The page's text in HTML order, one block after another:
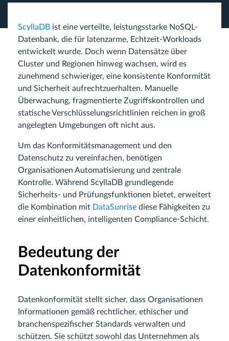
ScyllaDB ist eine verteilte, leistungsstarke NoSQL-
Datenbank, die für latenzarme, Echtzeit-Workloads
entwickelt wurde. Doch wenn Datensätze über
Cluster und Regionen hinweg wachsen, wird es
zunehmend schwieriger, eine konsistente Konformität
und Sicherheit aufrechtzuerhalten. Manuelle
Überwachung, fragmentierte Zugriffskontrollen und
statische Verschlüsselungsrichtlinien reichen in groß
angelegten Umgebungen oft nicht aus.
Um das Konformitätsmanagement und den
Datenschutz zu vereinfachen, benötigen
Organisationen Automatisierung und zentrale
Kontrolle. Während ScyllaDB grundlegende
Sicherheits- und Prüfungsfunktionen bietet, erweitert
die Kombination mit DataSunrise diese Fähigkeiten zu
einer einheitlichen, intelligenten Compliance-Schicht.
Bedeutung der
Datenkonformität
Datenkonformität stellt sicher, dass Organisationen
Informationen gemäß rechtlicher, ethischer und
branchenspezifischer Standards verwalten und
schützen. Sie schützt sowohl das Unternehmen als